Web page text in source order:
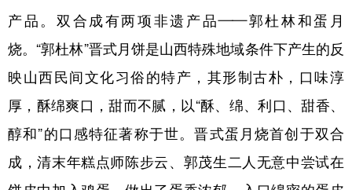
产品。双合成有两项非遗产品——郭杜林和蛋月
烧。“郭杜林”晋式月饼是山西特殊地域条件下产生的反
映山西民间文化习俗的特产，其形制古朴，口味淳
厚，酥绵爽口，甜而不腻，以“酥、绵、利口、甜香、
醇和”的口感特征著称于世。晋式蛋月烧首创于双合
成，清末年糕点师陈步云、郭茂生二人无意中尝试在